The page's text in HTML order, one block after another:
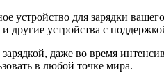
устройство для зарядки
другие устройства с
даже во время
в любой точке мира.